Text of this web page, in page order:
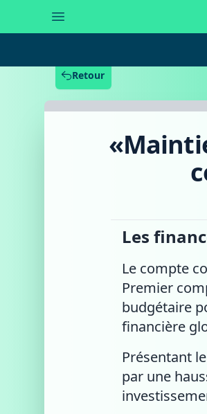
Retour
Les
Le compte
Premier
budgétaire
financière
Présentant
par une